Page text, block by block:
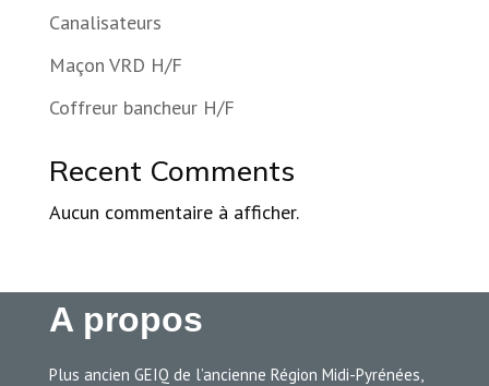
Canalisateurs
Maçon VRD H/F
Coffreur bancheur H/F
Recent Comments
Aucun commentaire à afficher.
A propos
Plus ancien GEIQ de l’ancienne Région Midi-Pyrénées,